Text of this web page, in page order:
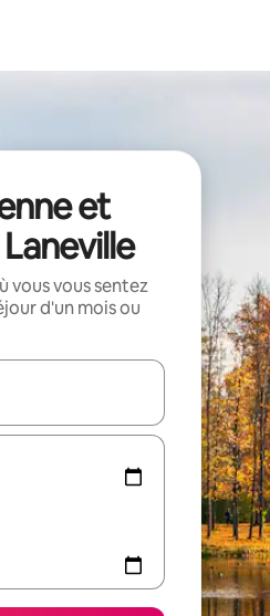
et
vous vous sentez
d'un mois ou
utilisez les flèches vers le haut et